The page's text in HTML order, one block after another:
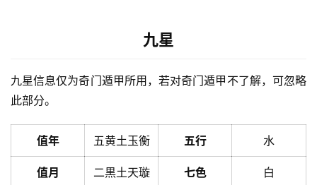
九星
九星信息仅为奇门遁甲所用，若对奇门遁甲不了解，可忽略
此部分。
值年 五黄土玉衡 五行 水
值月 二黒土天璇 七色 白